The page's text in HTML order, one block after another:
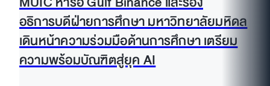
อธิการบดีฝ่ายการศึกษา มหาวิทยาลัยมหิดล
เดินหน้าความร่วมมือด้านการศึกษา เตรียม
ความพร้อมบัณฑิตสู่ยุค AI